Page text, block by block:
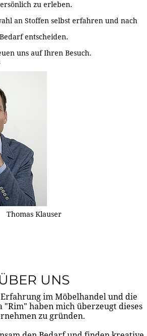
zu erleben.
an Stoffen selbst erfahren und nach
Bedarf entscheiden.
uns auf Ihren Besuch.
Thomas Klauser
UNS
im Möbelhandel und die
haben mich überzeugt dieses
zu gründen.